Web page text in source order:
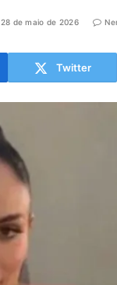
28 de maio de 2026
Twitter